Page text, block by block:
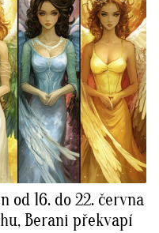
od 16. do 22. června
Berani překvapí